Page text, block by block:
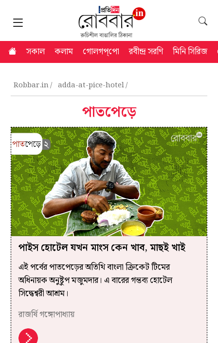
সকাল কলাম গোলগপ্‌পো রবীন্দ্র সরণি মিনি সিরিজ
Robbar.in adda-at-pice-hotel
পাতপেড়ে
পাইস হোটেল যখন মাংস কেন খাব, মাছই খাই
এই পর্বের পাতপেড়ের অতিথি বাংলা ক্রিকেট টিমের
অধিনায়ক অনুষ্টুপ মজুমদার। এ বারের গন্তব্য হোটেল
সিদ্ধেশ্বরী আশ্রম।
রাজর্ষি গঙ্গোপাধ্যায়